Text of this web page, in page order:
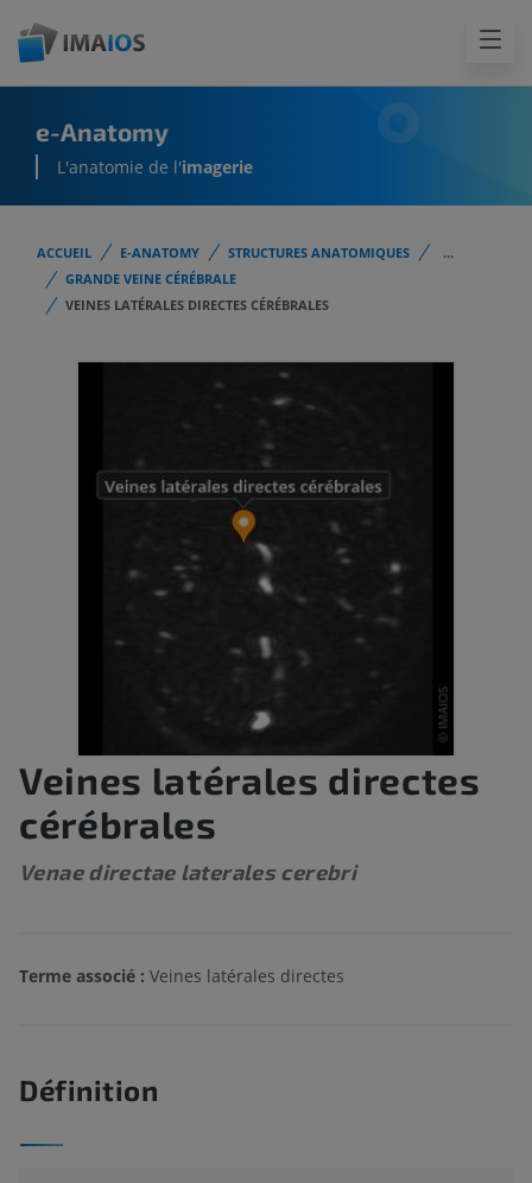
e-Anatomy
L'anatomie de l'imagerie
ACCUEIL E-ANATOMY STRUCTURES ANATOMIQUES
...
GRANDE VEINE CÉRÉBRALE
VEINES LATÉRALES DIRECTES CÉRÉBRALES
Veines latérales directes
cérébrales
Venae directae laterales cerebri
Terme associé : Veines latérales directes
Définition